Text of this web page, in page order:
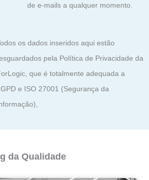
de e-mails a qualquer momento.
os dados inseridos aqui estão
pela Política de Privacidade da
que é totalmente adequada a
e ISO 27001 (Segurança da
da Qualidade